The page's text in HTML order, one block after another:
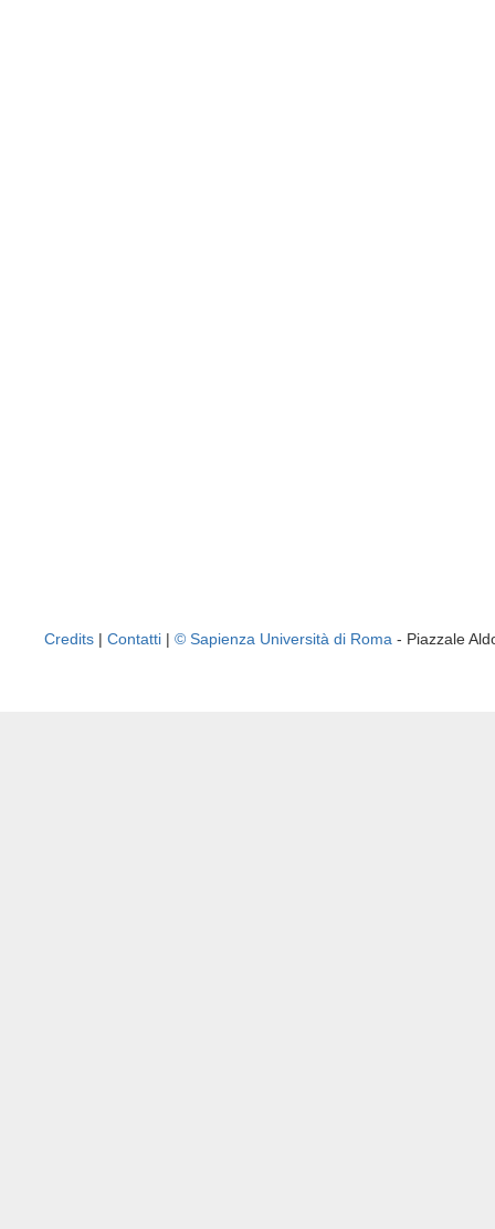
Credits | Contatti | © Sapienza Università di Roma - Piazzale